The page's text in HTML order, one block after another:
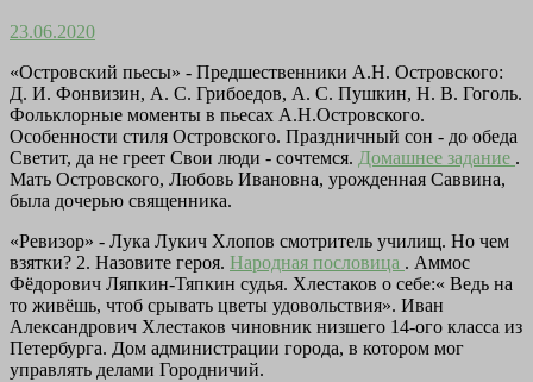
23.06.2020
«Островский пьесы» - Предшественники А.Н. Островского:
Д. И. Фонвизин, А. С. Грибоедов, А. С. Пушкин, Н. В. Гоголь.
Фольклорные моменты в пьесах А.Н.Островского.
Особенности стиля Островского. Праздничный сон - до обеда
Светит, да не греет Свои люди - сочтемся. Домашнее задание .
Мать Островского, Любовь Ивановна, урожденная Саввина,
была дочерью священника.
«Ревизор» - Лука Лукич Хлопов смотритель училищ. Но чем
взятки? 2. Назовите героя. Народная пословица . Аммос
Фёдорович Ляпкин-Тяпкин судья. Хлестаков о себе:« Ведь на
то живёшь, чтоб срывать цветы удовольствия». Иван
Александрович Хлестаков чиновник низшего 14-ого класса из
Петербурга. Дом администрации города, в котором мог
управлять делами Городничий.